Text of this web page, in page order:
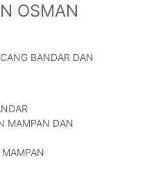
OSMAN
BANDAR DAN
MAMPAN DAN